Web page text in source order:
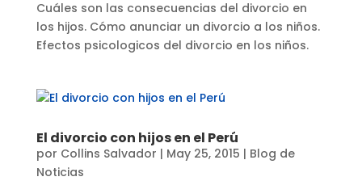
Cuáles son las consecuencias del divorcio en
los hijos. Cómo anunciar un divorcio a los niños.
Efectos psicologicos del divorcio en los niños.
El divorcio con hijos en el Perú
por Collins Salvador | May 25, 2015 | Blog de
Noticias